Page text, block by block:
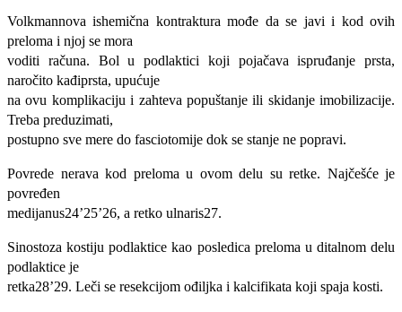
Volkmannova ishemična kontraktura mođe da se javi i kod ovih
preloma i njoj se mora
voditi računa. Bol u podlaktici koji pojačava ispruđanje prsta,
naročito kađiprsta, upućuje
na ovu komplikaciju i zahteva popuštanje ili skidanje imobilizacije.
Treba preduzimati,
postupno sve mere do fasciotomije dok se stanje ne popravi.
Povrede nerava kod preloma u ovom delu su retke. Najčešće je
povređen
medijanus24’25’26, a retko ulnaris27.
Sinostoza kostiju podlaktice kao posledica preloma u ditalnom delu
podlaktice je
retka28’29. Leči se resekcijom ođiljka i kalcifikata koji spaja kosti.